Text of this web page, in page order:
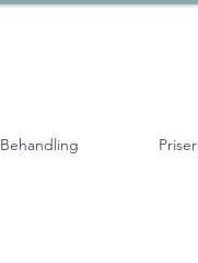
Behandling Priser